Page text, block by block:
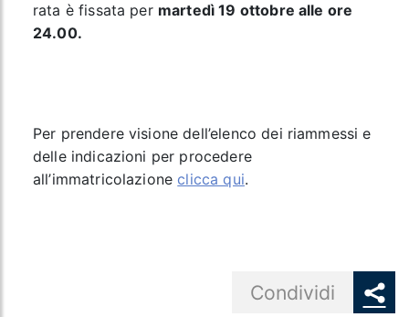
rata è fissata per martedì 19 ottobre alle ore
24.00.
Per prendere visione dell’elenco dei riammessi e
delle indicazioni per procedere
all’immatricolazioneclicca qui.
Condividi